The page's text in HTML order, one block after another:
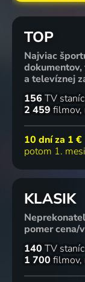
TOP
Najviac
a televíznej
156 TV staníc
2 459 filmov
10 dní za 1 €
potom 1.
KLASIK
pomer cena/
140 TV staníc
1 700 filmov